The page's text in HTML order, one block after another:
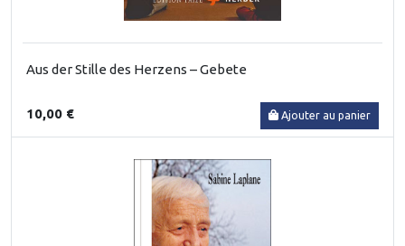
Aus der Stille des Herzens – Gebete
10,00 € Ajouter au panier